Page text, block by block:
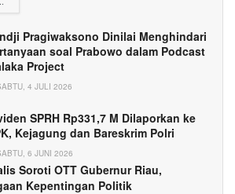
Pragiwaksono Dinilai Menghindari
soal Prabowo dalam Podcast
Project
4 JULI 2026
SPRH Rp331,7 M Dilaporkan ke
Kejagung dan Bareskrim Polri
6 JUNI 2026
Soroti OTT Gubernur Riau,
Kepentingan Politik